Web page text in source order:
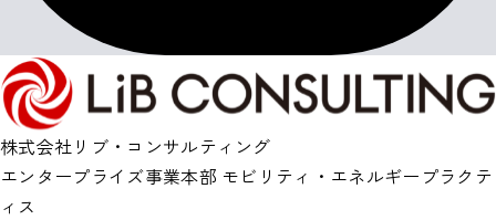
株式会社リブ・コンサルティング
エンタープライズ事業本部 モビリティ・エネルギープラクテ
ィス